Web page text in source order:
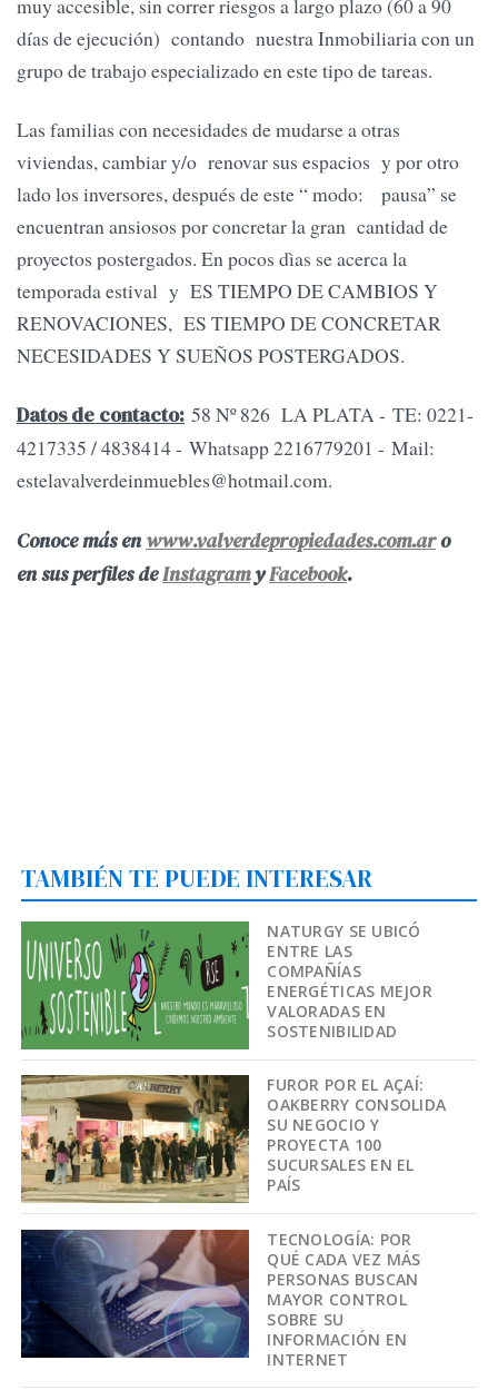
muy accesible, sin correr riesgos a largo plazo (60 a 90
días de ejecución) contando nuestra Inmobiliaria con un
grupo de trabajo especializado en este tipo de tareas.
Las familias con necesidades de mudarse a otras
viviendas, cambiar y/o renovar sus espacios y por otro
lado los inversores, después de este “ modo: pausa” se
encuentran ansiosos por concretar la gran cantidad de
proyectos postergados. En pocos dìas se acerca la
temporada estival y ES TIEMPO DE CAMBIOS Y
RENOVACIONES, ES TIEMPO DE CONCRETAR
NECESIDADES Y SUEÑOS POSTERGADOS.
Datos de contacto: 58 Nº 826 LA PLATA - TE: 0221-
4217335 / 4838414 - Whatsapp 2216779201 - Mail:
estelavalverdeinmuebles@hotmail.com.
Conoce más enwww.valverdepropiedades.com.aro
en sus perfiles deInstagramyFacebook.
TAMBIÉN TE PUEDE INTERESAR
NATURGY SE UBICÓ
ENTRE LAS
COMPAÑÍAS
ENERGÉTICAS MEJOR
VALORADAS EN
SOSTENIBILIDAD
FUROR POR EL AÇAÍ:
OAKBERRY CONSOLIDA
SU NEGOCIO Y
PROYECTA 100
SUCURSALES EN EL
PAÍS
TECNOLOGÍA: POR
QUÉ CADA VEZ MÁS
PERSONAS BUSCAN
MAYOR CONTROL
SOBRE SU
INFORMACIÓN EN
INTERNET